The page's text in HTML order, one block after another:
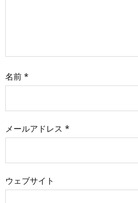
名前 *
メールアドレス *
ウェブサイト